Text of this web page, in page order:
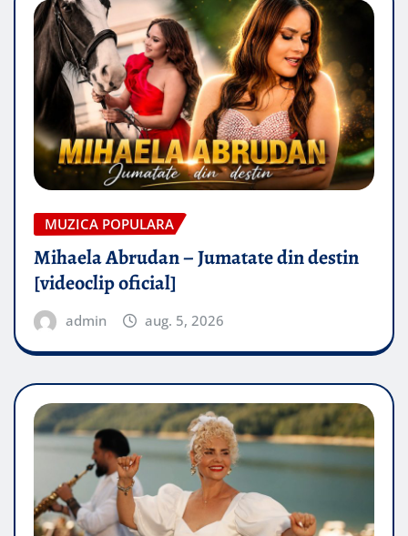
MUZICA POPULARA
Mihaela Abrudan – Jumatate din destin
[videoclip oficial]
admin aug. 5, 2026